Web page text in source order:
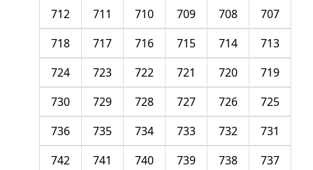
707
708
709
710
711
712
713
714
715
716
717
718
719
720
721
722
723
724
725
726
727
728
729
730
731
732
733
734
735
736
737
738
739
740
741
742